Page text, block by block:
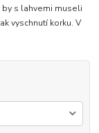
by s lahvemi museli
vyschnutí korku. V